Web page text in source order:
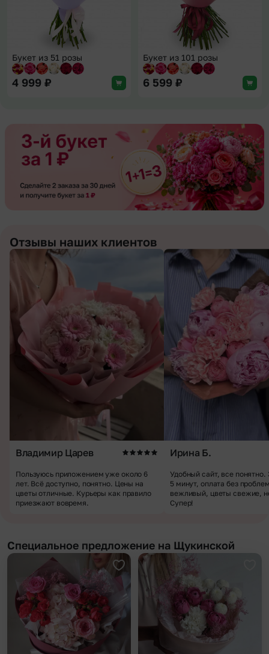
Букет из 51 розы
4 999 ₽
Букет из 101 розы
6 599 ₽
Отзывы наших клиентов
Владимир Царев
Пользуюсь приложением уже около 6
лет. Всё доступно, понятно. Цены на
цветы отличные. Курьеры как правило
приезжают вовремя.
Ирина Б.
Удобный сайт, все понятно.
5 минут, оплата без
вежливый, цветы свежие,
Супер!
Специальное предложение на Щукинской
Добавить в избранное